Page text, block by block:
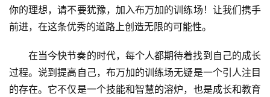
你的理想，请不要犹豫，加入布万加的训练场！让我们携手
前进，在这条优秀的道路上创造无限的可能性。
在当今快节奏的时代，每个人都期待着找到自己的成长
过程。说到提高自己，布万加的训练场无疑是一个引人注目
的存在。它不仅是一个技能和智慧的溶炉，也是成长和教育